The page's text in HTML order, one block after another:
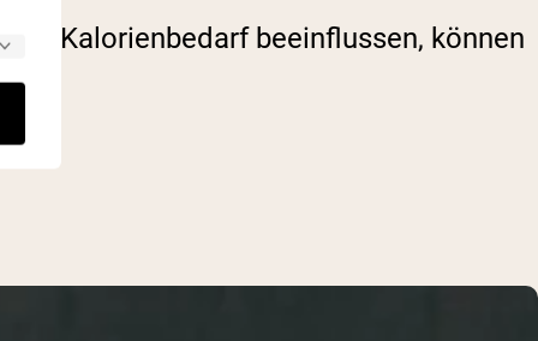
Kalorienbedarf beeinflussen, können